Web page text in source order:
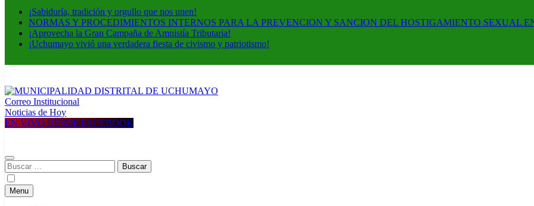
¡Sabiduría, tradición y orgullo que nos unen!
NORMAS Y PROCEDIMIENTOS INTERNOS PARA LA PREVENCION Y SANCION DEL HOSTIGAMIENTO SEXUAL
¡Aprovecha la Gran Campaña de Amnistía Tributaria!
¡Uchumayo vivió una verdadera fiesta de civismo y patriotismo!
MUNICIPALIDAD DISTRITAL DE UCHUMAYO
Construyendo una nueva Historia
Correo Institucional
Noticias de Hoy
EN VIVO DESDE FACEBOOK
Buscar:
Menu